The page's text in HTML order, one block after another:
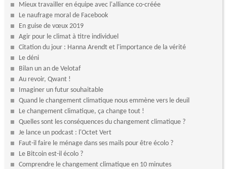
Mieux travailler en équipe avec l'alliance co-créée
Le naufrage moral de Facebook
En guise de vœux 2019
Agir pour le climat à titre individuel
Citation du jour : Hanna Arendt et l'importance de la vérité
Le déni
Bilan un an de Velotaf
Au revoir, Qwant !
Imaginer un futur souhaitable
Quand le changement climatique nous emmène vers le deuil
Le changement climatique, ça change tout !
Quelles sont les conséquences du changement climatique ?
Je lance un podcast : l'Octet Vert
Faut-il faire le ménage dans ses mails pour être écolo ?
Le Bitcoin est-il écolo ?
Comprendre le changement climatique en 10 minutes